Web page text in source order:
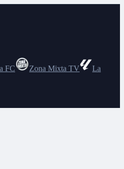
FC Zona Mixta TV
La